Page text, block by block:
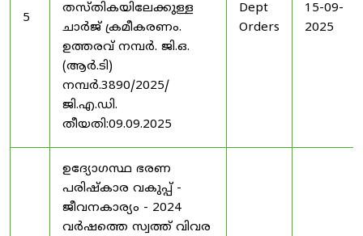
5
തസ്തികയിലേക്കുള്ള
ചാർജ് ക്രമീകരണം.
ഉത്തരവ് നമ്പർ. ജി.ഒ.
(ആർ.ടി)
നമ്പർ.3890/2025/
ജി.എ.ഡി.
തീയതി:09.09.2025
Dept
Orders
15-09-
2025
ഉദ്യോഗസ്ഥ ഭരണ
പരിഷ്കാര വകുപ്പ് -
ജീവനകാര്യം - 2024
വർഷത്തെ സ്വത്ത് വിവര